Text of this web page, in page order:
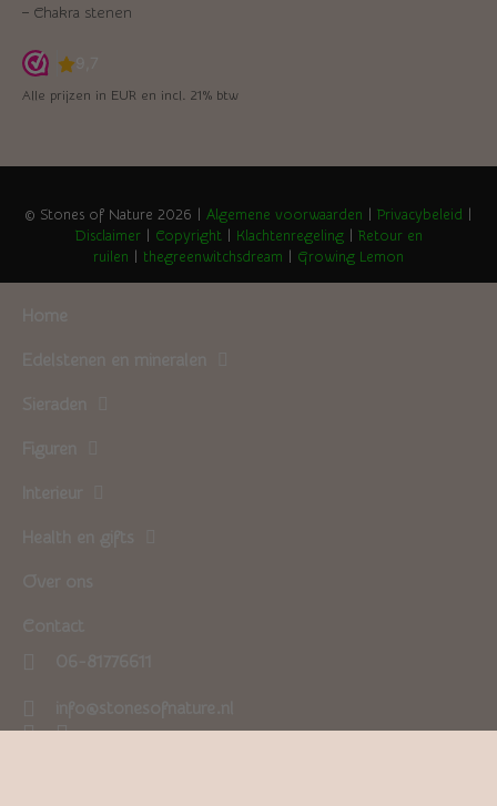
– Chakra stenen
Alle prijzen in EUR en incl. 21% btw
© Stones of Nature 2026 | Algemene voorwaarden | Privacybeleid |
Disclaimer| Copyright | Klachtenregeling| Retour en
ruilen | thegreenwitchsdream | Growing Lemon